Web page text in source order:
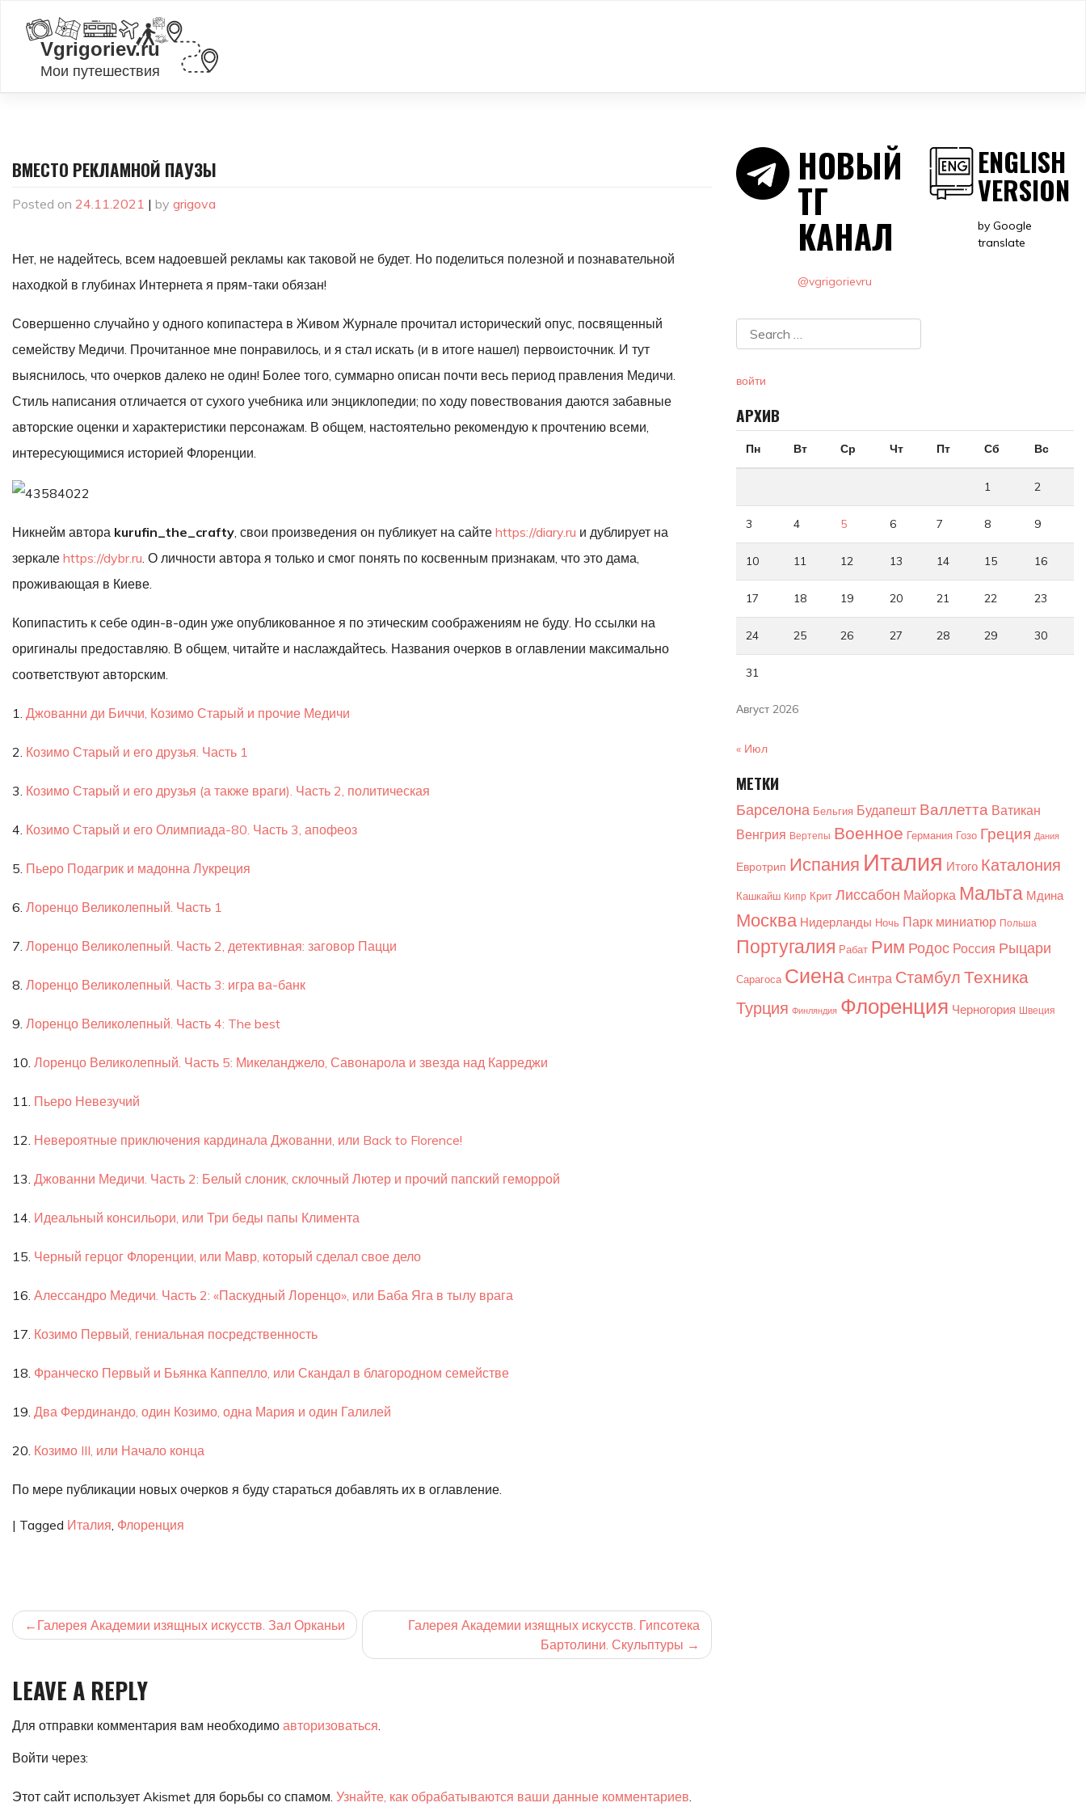
content
ВМЕСТО РЕКЛАМНОЙ ПАУЗЫ
Posted on 24.11.2021 | by grigova
Нет, не надейтесь, всем надоевшей рекламы как таковой не будет. Но поделиться полезной и познавательной
находкой в глубинах Интернета я прям-таки обязан!
Совершенно случайно у одного копипастера в Живом Журнале прочитал исторический опус, посвященный
семейству Медичи. Прочитанное мне понравилось, и я стал искать (и в итоге нашел) первоисточник. И тут
выяснилось, что очерков далеко не один! Более того, суммарно описан почти весь период правления Медичи.
Стиль написания отличается от сухого учебника или энциклопедии; по ходу повествования даются забавные
авторские оценки и характеристики персонажам. В общем, настоятельно рекомендую к прочтению всеми,
интересующимися историей Флоренции.
Никнейм автора kurufin_the_crafty , свои произведения он публикует на сайте https://diary.ru и дублирует на
зеркале https://dybr.ru . О личности автора я только и смог понять по косвенным признакам, что это дама,
проживающая в Киеве.
Копипастить к себе один-в-один уже опубликованное я по этическим соображениям не буду. Но ссылки на
оригиналы предоставляю. В общем, читайте и наслаждайтесь. Названия очерков в оглавлении максимально
соответствуют авторским.
1. Джованни ди Биччи, Козимо Старый и прочие Медичи
2. Козимо Старый и его друзья. Часть 1
3. Козимо Старый и его друзья (а также враги). Часть 2, политическая
4. Козимо Старый и его Олимпиада-80. Часть 3, апофеоз
5. Пьеро Подагрик и мадонна Лукреция
6. Лоренцо Великолепный. Часть 1
7. Лоренцо Великолепный. Часть 2, детективная: заговор Пацци
8. Лоренцо Великолепный. Часть 3: игра ва-банк
9. Лоренцо Великолепный. Часть 4: The best
10. Лоренцо Великолепный. Часть 5: Микеланджело, Савонарола и звезда над Карреджи
11. Пьеро Невезучий
12. Невероятные приключения кардинала Джованни, или Back to Florence!
13. Джованни Медичи. Часть 2: Белый слоник, склочный Лютер и прочий папский геморрой
14. Идеальный консильори, или Три беды папы Климента
15. Черный герцог Флоренции, или Мавр, который сделал свое дело
16. Алессандро Медичи. Часть 2: «Паскудный Лоренцо», или Баба Яга в тылу врага
17. Козимо Первый, гениальная посредственность
18. Франческо Первый и Бьянка Каппелло, или Скандал в благородном семействе
19. Два Фердинандо, один Козимо, одна Мария и один Галилей
20. Козимо III, или Начало конца
По мере публикации новых очерков я буду стараться добавлять их в оглавление.
| Tagged Италия Флоренция
НАВИГАЦИЯ
ПО
ЗАПИСЯМ
Галерея Академии изящных искусств. Зал Орканьи
Галерея Академии изящных искусств. Гипсотека
Бартолини. Скульптуры
LEAVE A REPLY
Для отправки комментария вам необходимо авторизоваться
Войти через:
Этот сайт использует Akismet для борьбы со спамом. Узнайте, как обрабатываются ваши данные комментариев
НОВЫЙ
ТГ
КАНАЛ
@vgrigorievru
ENGLISH
VERSION
by Google
translate
войти
АРХИВ
Август 2026
Пн Вт Ср Чт Пт Сб Вс
1 2
3 4 5 6 7 8 9
10 11 12 13 14 15 16
17 18 19 20 21 22 23
24 25 26 27 28 29 30
31
« Июл
МЕТКИ
Барселона Бельгия Будапешт Валлетта Ватикан
Венгрия Вертепы Военное Германия Гозо Греция Дания
Евротрип Испания Италия Итого Каталония
Кашкайш Кипр Крит Лиссабон Майорка Мальта Мдина
Москва Нидерланды Ночь Парк миниатюр Польша
Португалия Рабат Рим Родос Россия Рыцари
Сарагоса Сиена Синтра Стамбул Техника
Турция Финляндия Флоренция Черногория Швеция